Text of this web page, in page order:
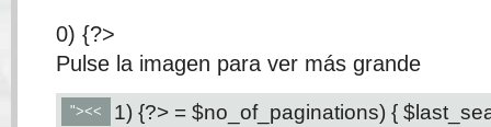
0) {?>
Pulse la imagen para ver más grande
1) {?>
"><<
= $no_of_paginations) {